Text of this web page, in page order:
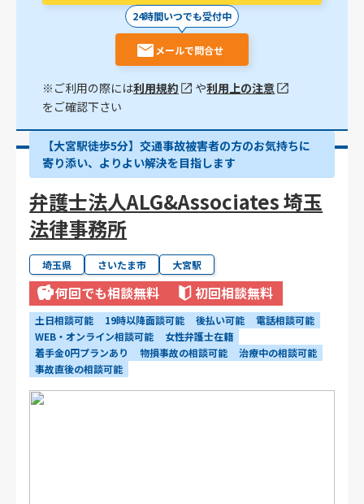
24時間いつでも受付中
メールで問合せ
※ご利用の際には利用規約 や利用上の注意
をご確認下さい
【大宮駅徒歩5分】交通事故被害者の方のお気持ちに
寄り添い、よりよい解決を目指します
弁護士法人ALG&Associates 埼玉
法律事務所
埼玉県 さいたま市 大宮駅
何回でも相談無料 初回相談無料
土日相談可能 19時以降面談可能 後払い可能
電話相談可能
WEB・オンライン相談可能
女性弁護士在籍
着手金0円プランあり
物損事故の相談可能
治療中の相談可能
事故直後の相談可能